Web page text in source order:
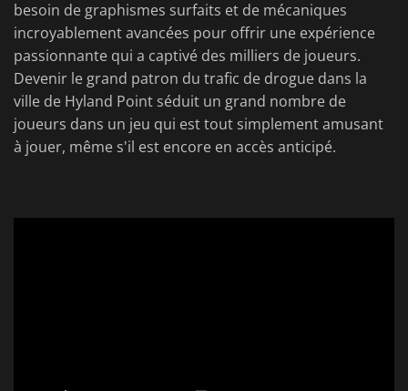
besoin de graphismes surfaits et de mécaniques
incroyablement avancées pour offrir une expérience
passionnante qui a captivé des milliers de joueurs.
Devenir le grand patron du trafic de drogue dans la
ville de Hyland Point séduit un grand nombre de
joueurs dans un jeu qui est tout simplement amusant
à jouer, même s'il est encore en accès anticipé.